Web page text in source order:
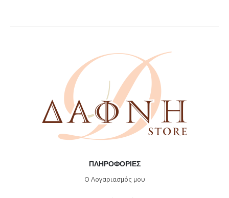
ΠΛΗΡΟΦΟΡΊΕΣ
Ο Λογαριασμός μου